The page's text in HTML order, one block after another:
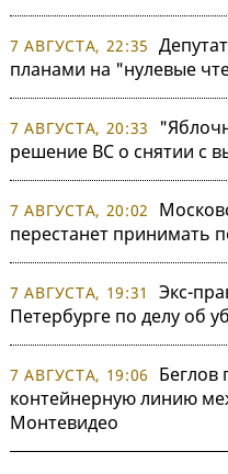
7 АВГУСТА, 22:35
планами на "нулевые
7 АВГУСТА, 20:33
решение ВС о снятии с
7 АВГУСТА, 20:02
перестанет принимать
7 АВГУСТА, 19:31
Экс-
Петербурге по делу об
7 АВГУСТА, 19:06
Беглов
контейнерную линию
Монтевидео